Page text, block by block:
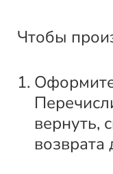
Чтобы
вернуть,
возврата